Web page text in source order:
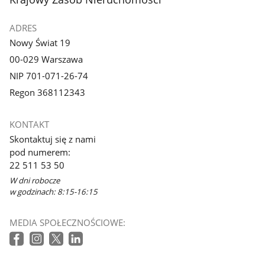
galerii.
galerii.
ADRES
Nowy Świat 19
00-029 Warszawa
NIP 701-071-26-74
Regon 368112343
KONTAKT
Skontaktuj się z nami
pod numerem:
22 511 53 50
W dni robocze
w godzinach: 8:15-16:15
MEDIA SPOŁECZNOŚCIOWE: